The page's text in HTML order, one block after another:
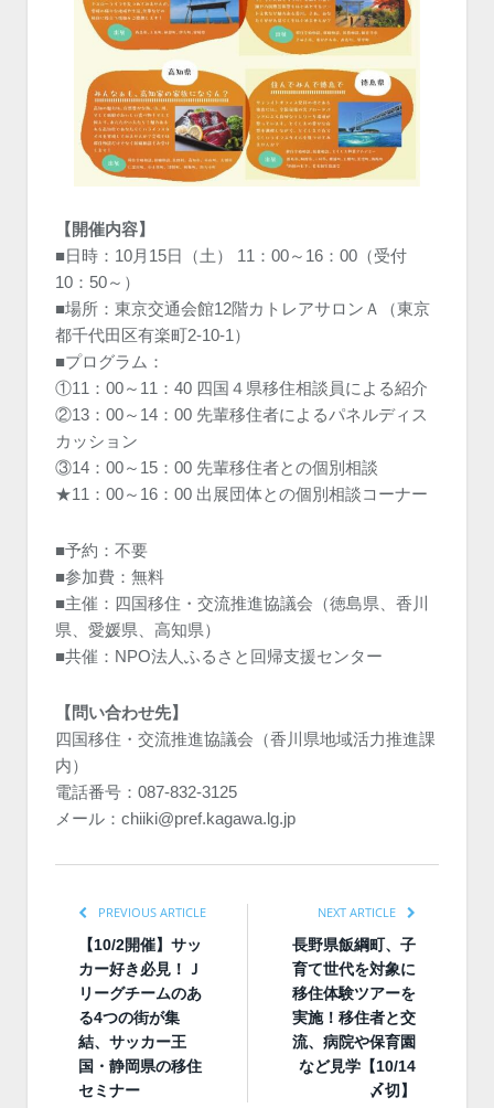
【開催内容】
■日時：10月15日（土） 11：00～16：00（受付
10：50～）
■場所：東京交通会館12階カトレアサロンＡ（東京
都千代田区有楽町2-10-1）
■プログラム：
①11：00～11：40 四国４県移住相談員による紹介
②13：00～14：00 先輩移住者によるパネルディス
カッション
③14：00～15：00 先輩移住者との個別相談
★11：00～16：00 出展団体との個別相談コーナー
■予約：不要
■参加費：無料
■主催：四国移住・交流推進協議会（徳島県、香川
県、愛媛県、高知県）
■共催：NPO法人ふるさと回帰支援センター
【問い合わせ先】
四国移住・交流推進協議会（香川県地域活力推進課
内）
電話番号：087-832-3125
メール：chiiki@pref.kagawa.lg.jp
PREVIOUS ARTICLE
【10/2開催】サッ
カー好き必見！Ｊ
リーグチームのあ
る4つの街が集
結、サッカー王
国・静岡県の移住
セミナー
NEXT ARTICLE
長野県飯綱町、子
育て世代を対象に
移住体験ツアーを
実施！移住者と交
流、病院や保育園
など見学【10/14
〆切】